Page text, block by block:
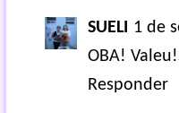
SUELI 1 de
OBA!
Responder